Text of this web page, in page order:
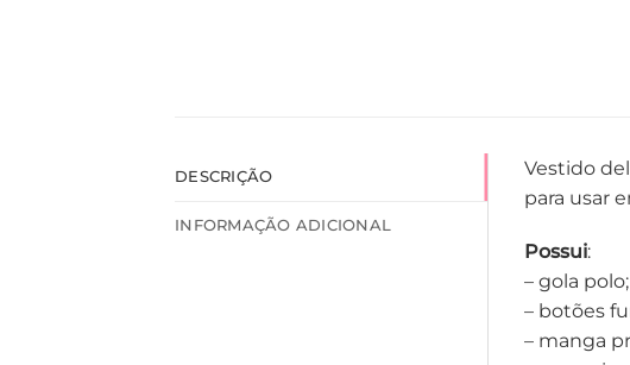
DESCRIÇÃO
INFORMAÇÃO ADICIONAL
Vestido
para usar
Possui:
– gola polo;
– botões
– manga